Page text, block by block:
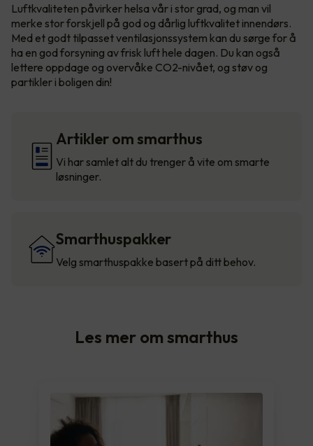
Luftkvaliteten påvirker helsa vår i stor grad, og man vil
merke stor forskjell på god og dårlig luftkvalitet innendørs.
Med et godt tilpasset ventilasjonssystem kan du sørge for å
ha en god forsyning av frisk luft hele dagen. Du kan også
lettere oppdage og overvåke CO2-nivået, og støv og
partikler i boligen din!
Artikler om smarthus
Vi har samlet alt du trenger å vite om smarte
løsninger.
Smarthuspakker
Velg smarthuspakke basert på ditt behov.
Les mer om smarthus